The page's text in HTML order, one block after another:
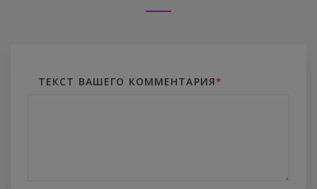
ТЕКСТ ВАШЕГО КОММЕНТАРИЯ*